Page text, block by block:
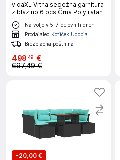
vidaXL Vrtna sedežna garnitura
z blazino 6 pcs Črna Poly ratan
Na voljo v 5-7 delovnih dneh
Prodajalec Kotiček Udobja
Brezplačna poštnina
498 49 €
697,49 €
-20,00 €